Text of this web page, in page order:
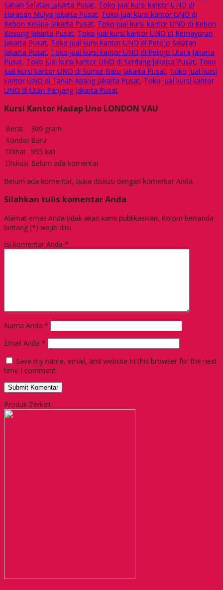
Sahari Selatan Jakarta Pusat, Toko jual kursi kantor UNO di
Harapan Mulya Jakarta Pusat, Toko jual kursi kantor UNO di
Kebon Kelapa Jakarta Pusat, Toko jual kursi kantor UNO di Kebon
Kosong Jakarta Pusat, Toko jual kursi kantor UNO di Kemayoran
Jakarta Pusat, Toko jual kursi kantor UNO di Petojo Selatan
Jakarta Pusat, Toko jual kursi kantor UNO di Petojo Utara Jakarta
Pusat, Toko jual kursi kantor UNO di Serdang Jakarta Pusat, Toko
jual kursi kantor UNO di Sumur Batu Jakarta Pusat, Toko jual kursi
kantor UNO di Tanah Abang Jakarta Pusat, Toko jual kursi kantor
UNO di Utan Panjang Jakarta Pusat
Kursi Kantor Hadap Uno LONDON VAU
Berat
300 gram
Kondisi Baru
Dilihat 955 kali
Diskusi Belum ada komentar
Belum ada komentar, buka diskusi dengan komentar Anda.
Silahkan tulis komentar Anda
Alamat email Anda tidak akan kami publikasikan. Kolom bertanda
bintang (*) wajib diisi.
Isi komentar Anda *
Nama Anda *
Email Anda *
Save my name, email, and website in this browser for the next
time I comment.
Produk Terkait